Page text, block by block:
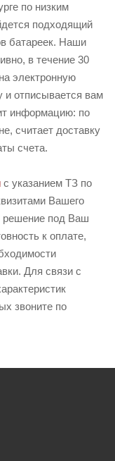
по низким
подходящий
батареек. Наши
в течение 30
электронную
и отписывается вам
информацию: по
считает доставку
счета.
с указанием ТЗ по
Вашего
решение под Ваш
к оплате,
Для связи с
звоните по